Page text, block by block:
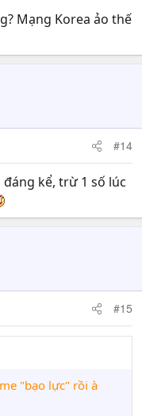
Mạng Korea ảo thế
#14
đáng kể, trừ 1 số lúc
#15
"bạo lực" rồi à